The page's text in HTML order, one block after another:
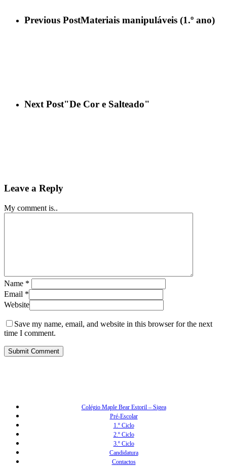
Previous PostMateriais manipuláveis (1.º ano)
Next Post"De Cor e Salteado"
Leave a Reply
My comment is..
Name *
Email *
Website
Save my name, email, and website in this browser for the next
time I comment.
Colégio Maple Bear Estoril – Sigea
Pré-Escolar
1.º Ciclo
2.º Ciclo
3.º Ciclo
Candidatura
Contactos